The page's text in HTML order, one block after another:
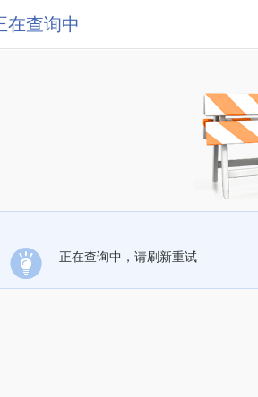
在查询中
正在查询中，请刷新重试